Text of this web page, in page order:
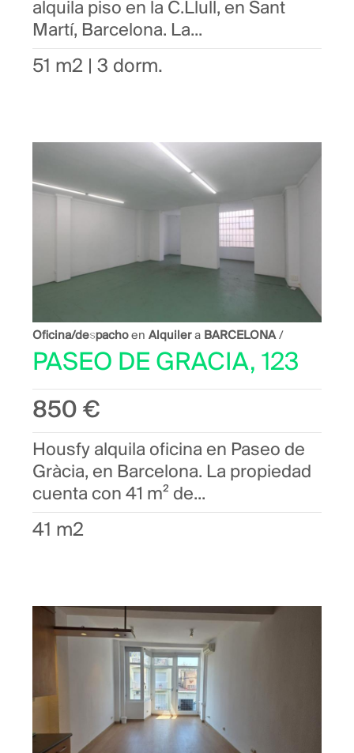
alquila piso en la C.Llull, en Sant
Martí, Barcelona. La...
51 m2 | 3 dorm.
Oficina/despachoenAlquilera BARCELONA/
PASEO DE GRACIA, 123
850 €
Housfy alquila oficina en Paseo de
Gràcia, en Barcelona. La propiedad
cuenta con 41 m² de...
41 m2